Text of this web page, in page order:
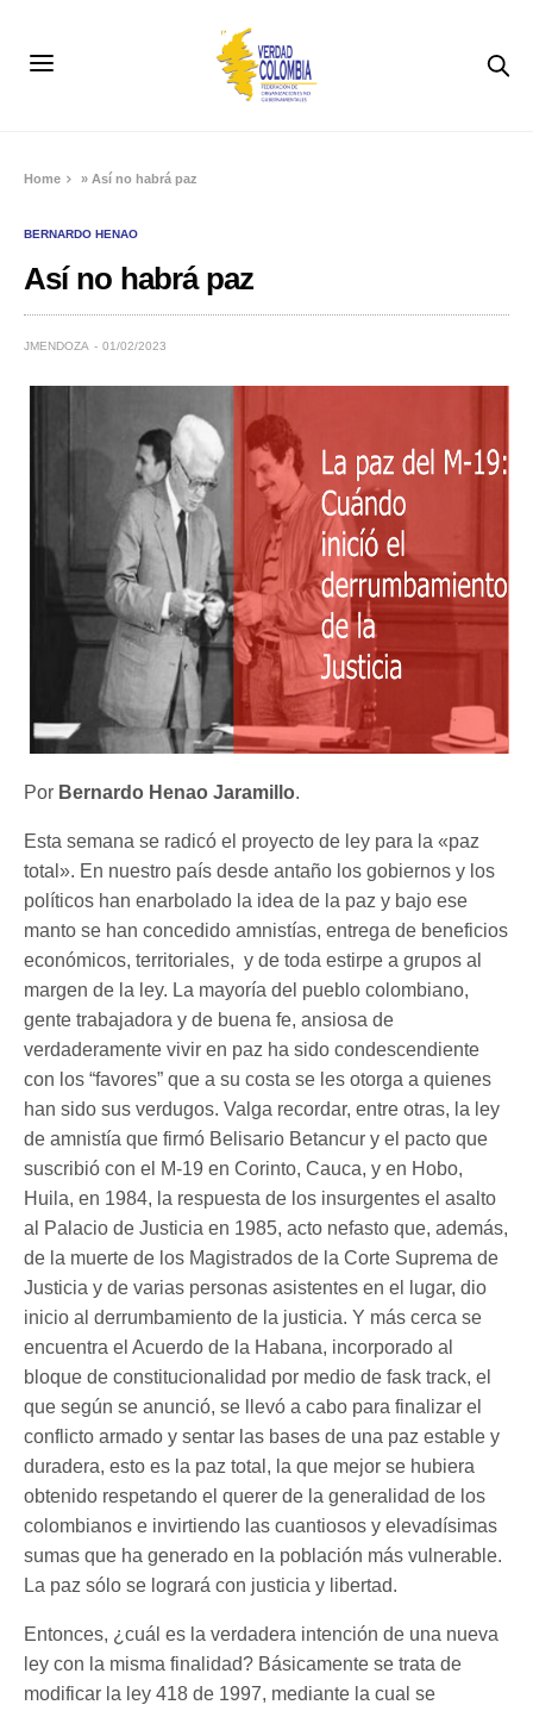
Home » Así no habrá paz
BERNARDO HENAO
Así no habrá paz
JMENDOZA 01/02/2023
Por Bernardo Henao Jaramillo.
Esta semana se radicó el proyecto de ley para la «paz
total». En nuestro país desde antaño los gobiernos y los
políticos han enarbolado la idea de la paz y bajo ese
manto se han concedido amnistías, entrega de beneficios
económicos, territoriales, y de toda estirpe a grupos al
margen de la ley. La mayoría del pueblo colombiano,
gente trabajadora y de buena fe, ansiosa de
verdaderamente vivir en paz ha sido condescendiente
con los “favores” que a su costa se les otorga a quienes
han sido sus verdugos. Valga recordar, entre otras, la ley
de amnistía que firmó Belisario Betancur y el pacto que
suscribió con el M-19 en Corinto, Cauca, y en Hobo,
Huila, en 1984, la respuesta de los insurgentes el asalto
al Palacio de Justicia en 1985, acto nefasto que, además,
de la muerte de los Magistrados de la Corte Suprema de
Justicia y de varias personas asistentes en el lugar, dio
inicio al derrumbamiento de la justicia. Y más cerca se
encuentra el Acuerdo de la Habana, incorporado al
bloque de constitucionalidad por medio de fask track, el
que según se anunció, se llevó a cabo para finalizar el
conflicto armado y sentar las bases de una paz estable y
duradera, esto es la paz total, la que mejor se hubiera
obtenido respetando el querer de la generalidad de los
colombianos e invirtiendo las cuantiosos y elevadísimas
sumas que ha generado en la población más vulnerable.
La paz sólo se logrará con justicia y libertad.
Entonces, ¿cuál es la verdadera intención de una nueva
ley con la misma finalidad? Básicamente se trata de
modificar la ley 418 de 1997, mediante la cual se